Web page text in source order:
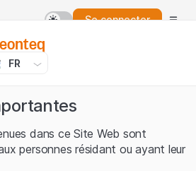
Se connecter
FR
dans ce Site Web sont
personnes résidant ou ayant leur